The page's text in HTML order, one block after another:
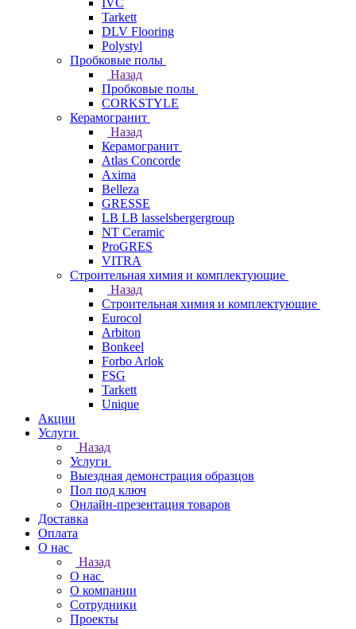
IVC
Tarkett
DLV Flooring
Polystyl
Пробковые полы
Назад
Пробковые полы
CORKSTYLE
Керамогранит
Назад
Керамогранит
Atlas Concorde
Axima
Belleza
GRESSE
LB LB lasselsbergergroup
NT Ceramic
ProGRES
VITRA
Строительная химия и комплектующие
Назад
Строительная химия и комплектующие
Eurocol
Arbiton
Bonkeel
Forbo Arlok
FSG
Tarkett
Unique
Акции
Услуги
Назад
Услуги
Выездная демонстрация образцов
Пол под ключ
Онлайн-презентация товаров
Доставка
Оплата
О нас
Назад
О нас
О компании
Сотрудники
Проекты